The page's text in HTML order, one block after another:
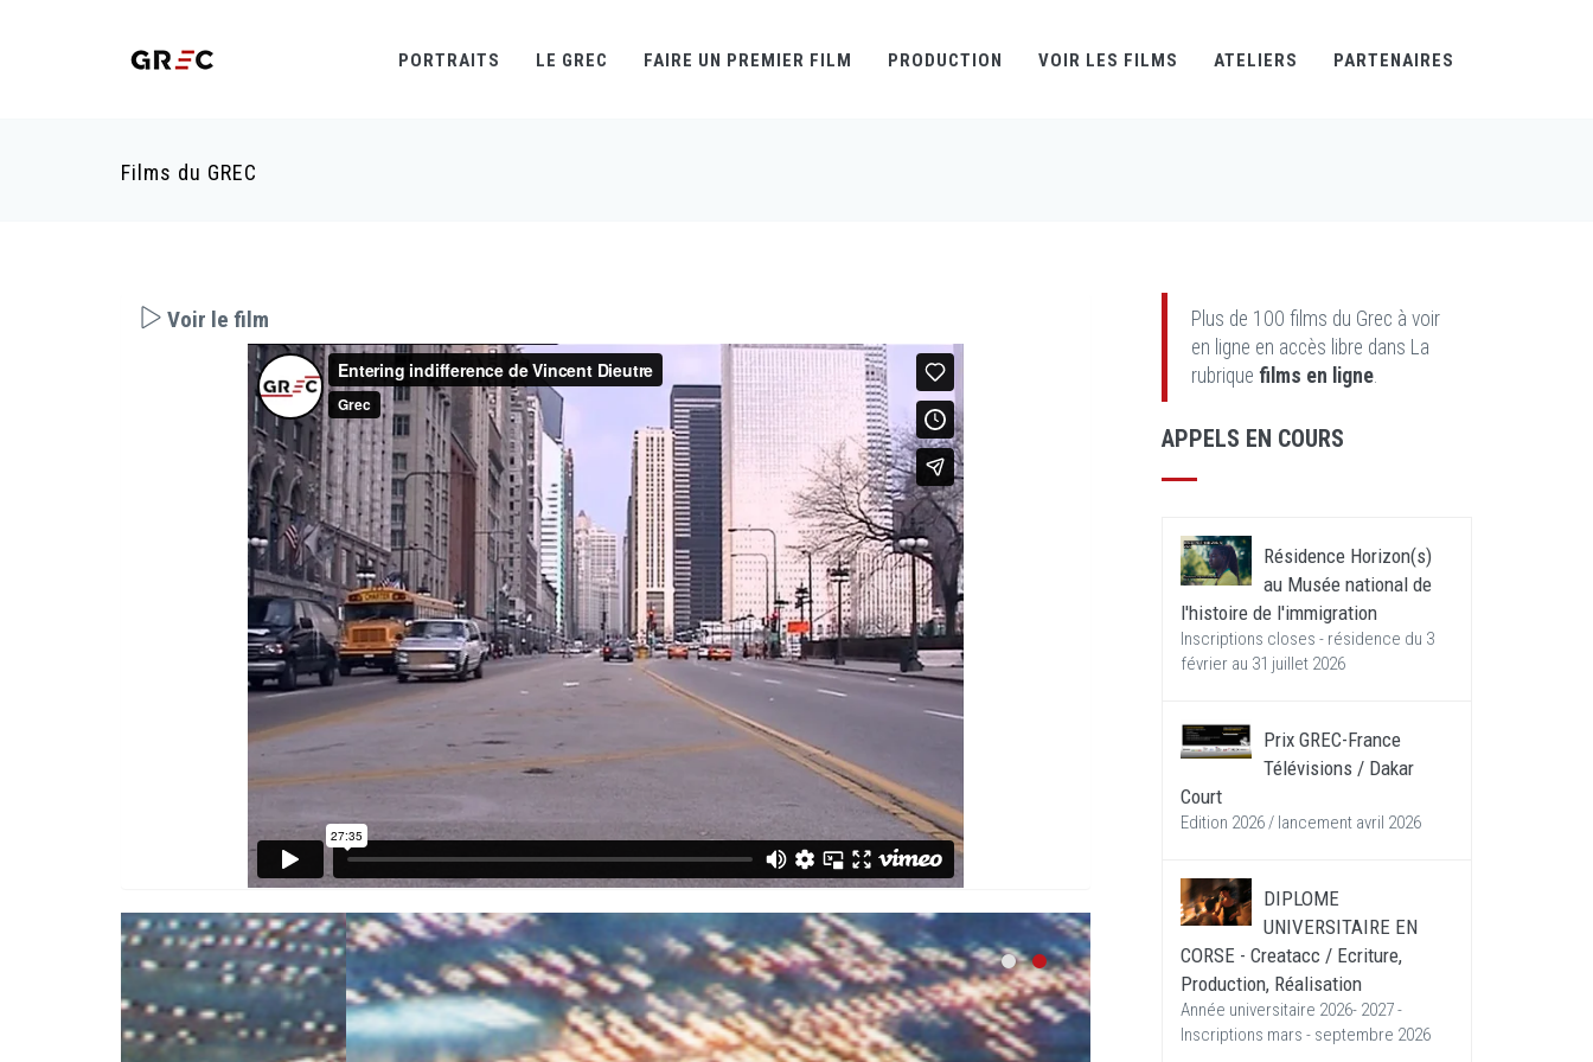
PORTRAITS LE GREC FAIRE UN PREMIER FILM PRODUCTION VOIR LES FILMS ATELIERS PARTENAIRES
Films du GREC
Voir le film
Plus de 100 films du Grec à voir
en ligne en accès libre dans La
rubrique films en ligne.
APPELS EN COURS
Résidence Horizon(s)
au Musée national de
l'histoire de l'immigration
Inscriptions closes - résidence du 3
février au 31 juillet 2026
Prix GREC-France
Télévisions / Dakar
Court
Edition 2026 / lancement avril 2026
DIPLOME
UNIVERSITAIRE EN
CORSE - Creatacc / Ecriture,
Production, Réalisation
Année universitaire 2026- 2027 -
Inscriptions mars - septembre 2026